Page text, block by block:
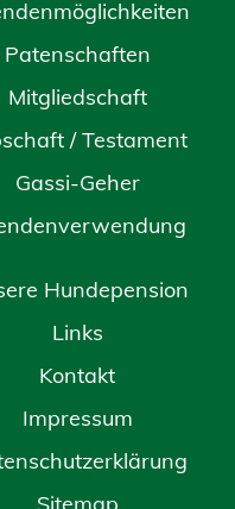
Patenschaften
Mitgliedschaft
/ Testament
Gassi-Geher
Hundepension
Links
Kontakt
Impressum